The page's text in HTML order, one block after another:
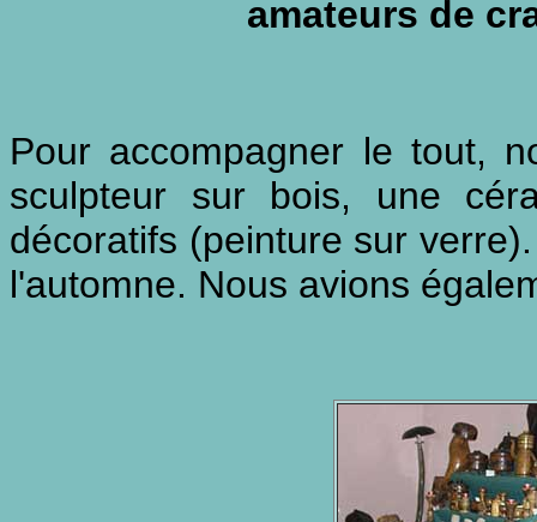
amateurs de
Pour accompagner le tout,
sculpteur sur bois, une
décoratifs (peinture sur
l'automne. Nous avions